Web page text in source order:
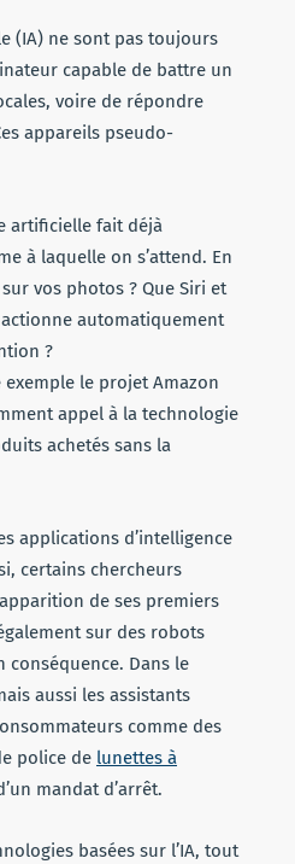
(IA) ne sont pas toujours
capable de battre un
voire de répondre
appareils pseudo-
artificielle fait déjà
à laquelle on s’attend. En
vos photos ? Que Siri et
actionne automatiquement
?
le projet Amazon
appel à la technologie
achetés sans la
applications d’intelligence
certains chercheurs
de ses premiers
sur des robots
conséquence. Dans le
aussi les assistants
comme des
police de lunettes à
mandat d’arrêt.
basées sur l’IA, tout